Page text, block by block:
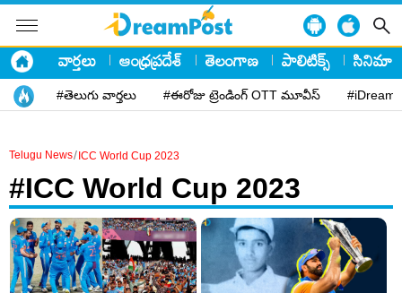
వార్తలు ఆంధ్రప్రదేశ్ తెలంగాణ పాలిటిక్స్ సినిమా
#తెలుగు వార్తలు #ఈరోజు ట్రెండింగ్ OTT మూవీస్
Telugu News/ ICC World Cup 2023
#ICC World Cup 2023